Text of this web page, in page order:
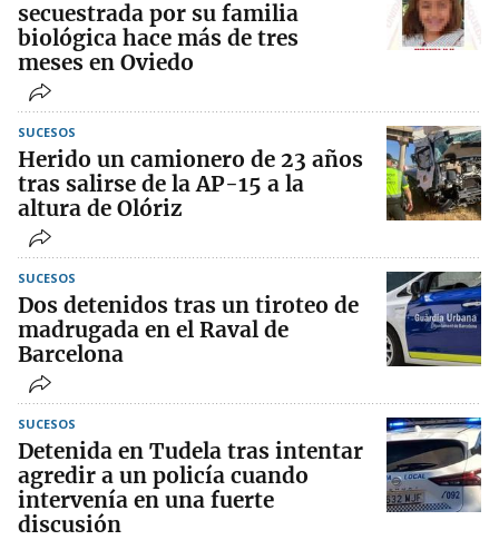
secuestrada por su familia
biológica hace más de tres
meses en Oviedo
SUCESOS
Herido un camionero de 23 años
tras salirse de la AP-15 a la
altura de Olóriz
SUCESOS
Dos detenidos tras un tiroteo de
madrugada en el Raval de
Barcelona
SUCESOS
Detenida en Tudela tras intentar
agredir a un policía cuando
intervenía en una fuerte
discusión